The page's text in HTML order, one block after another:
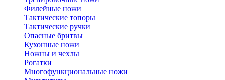
Филейные ножи
Тактические топоры
Тактические ручки
Опасные бритвы
Кухонные ножи
Ножны и чехлы
Рогатки
Многофункциональные ножи